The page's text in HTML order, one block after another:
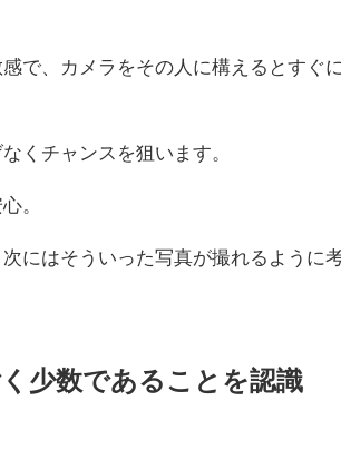
で、カメラをその人に構えるとすぐに
くチャンスを狙います。
。
にはそういった写真が撮れるように
少数であることを認識